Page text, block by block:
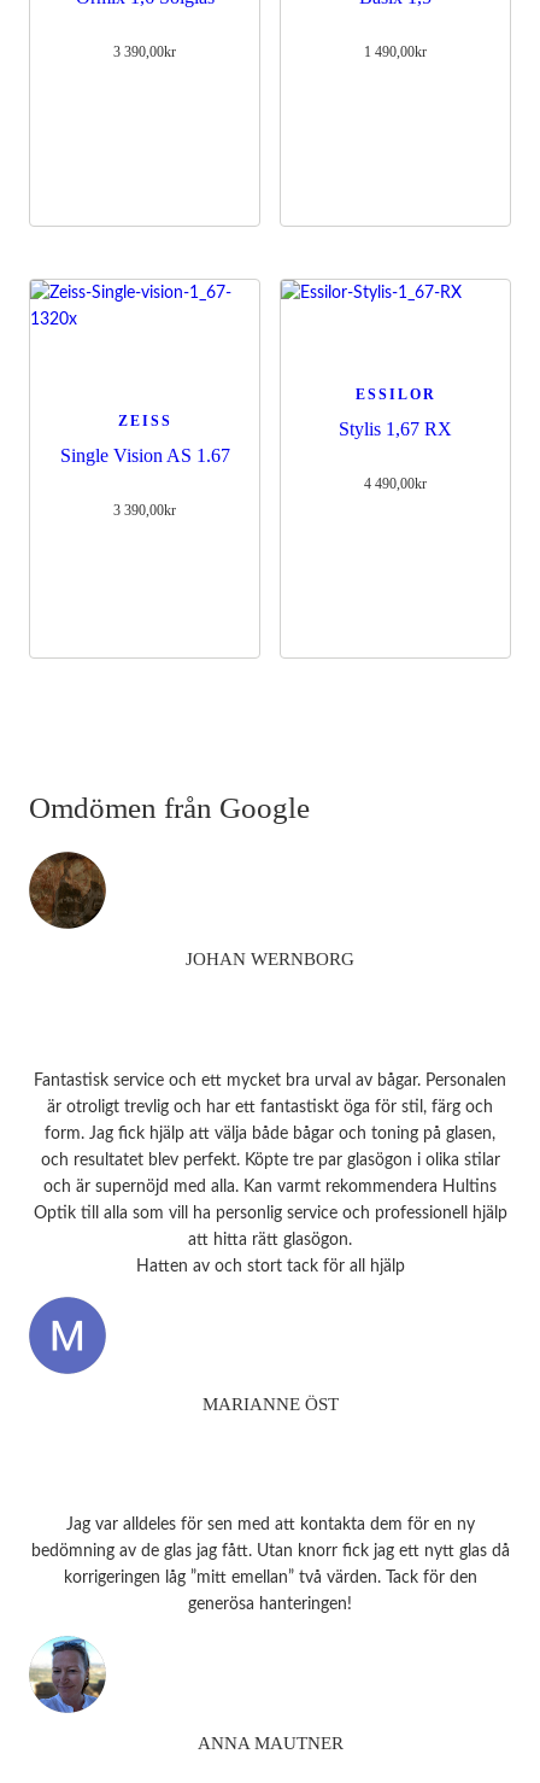
3 390,00kr 1 490,00kr
ZEISS
Single Vision AS 1.67
3 390,00kr
ESSILOR
Stylis 1,67 RX
4 490,00kr
Omdömen från Google
JOHAN WERNBORG
Fantastisk service och ett mycket bra urval av bågar. Personalen
är otroligt trevlig och har ett fantastiskt öga för stil, färg och
form. Jag fick hjälp att välja både bågar och toning på glasen,
och resultatet blev perfekt. Köpte tre par glasögon i olika stilar
och är supernöjd med alla. Kan varmt rekommendera Hultins
Optik till alla som vill ha personlig service och professionell hjälp
att hitta rätt glasögon.
Hatten av och stort tack för all hjälp
MARIANNE ÖST
Jag var alldeles för sen med att kontakta dem för en ny
bedömning av de glas jag fått. Utan knorr fick jag ett nytt glas då
korrigeringen låg ”mitt emellan” två värden. Tack för den
generösa hanteringen!
ANNA MAUTNER